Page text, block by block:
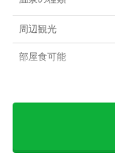
周辺観光
部屋食可能